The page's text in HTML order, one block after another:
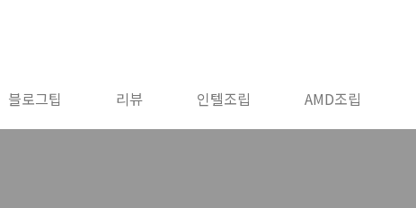
블로그팁 리뷰 인텔조립 AMD조립